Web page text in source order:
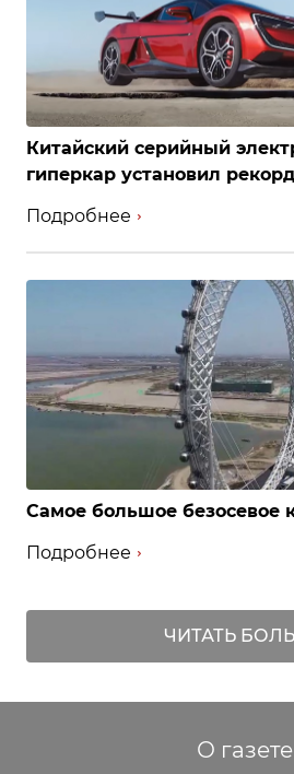
Китайский серийный
гиперкар установил
Подробнее
Самое большое безосевое
Подробнее
ЧИТАТЬ
О газете